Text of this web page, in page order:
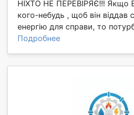
НІХТО НЕ ПЕРЕВІРЯЄ!!! Якщо
кого-небудь , щоб він віддав
енергію для справи, то
Подробнее